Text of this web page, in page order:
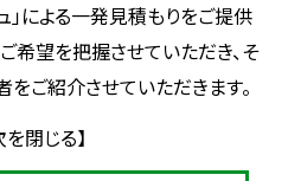
」による一発見積もりをご提供
希望を把握させていただき、そ
ご紹介させていただきます。